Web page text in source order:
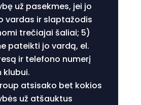
už pasekmes, jei jo
vardas ir slaptažodis
trečiajai šaliai; 5)
pateikti jo vardą, el.
ir telefono numerį
klubui.
atsisako bet kokios
už atšauktus